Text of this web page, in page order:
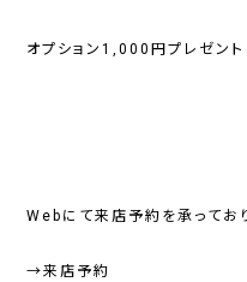
オプション1,000円プレゼント
Webにて来店予約を承っており
→来店予約